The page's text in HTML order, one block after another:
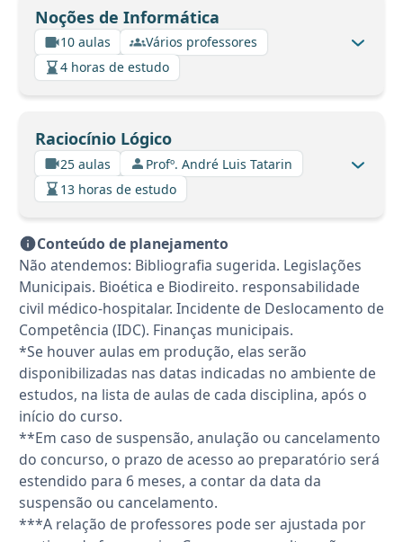
Noções de Informática
10 aulas
Vários professores
4 horas de estudo
Raciocínio Lógico
25 aulas
Profº. André Luis Tatarin
13 horas de estudo
Conteúdo de planejamento
Não atendemos: Bibliografia sugerida. Legislações
Municipais. Bioética e Biodireito. responsabilidade
civil médico-hospitalar. Incidente de Deslocamento de
Competência (IDC). Finanças municipais.
*Se houver aulas em produção, elas serão
disponibilizadas nas datas indicadas no ambiente de
estudos, na lista de aulas de cada disciplina, após o
início do curso.
**Em caso de suspensão, anulação ou cancelamento
do concurso, o prazo de acesso ao preparatório será
estendido para 6 meses, a contar da data da
suspensão ou cancelamento.
***A relação de professores pode ser ajustada por